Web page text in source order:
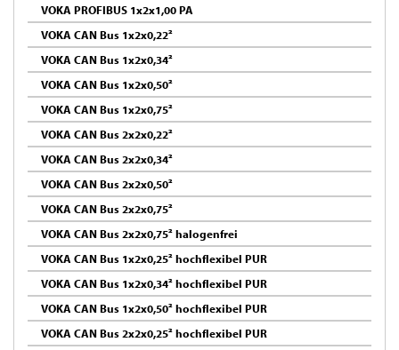
VOKA PROFIBUS 1x2x1,00 PA
VOKA CAN Bus 1x2x0,22²
VOKA CAN Bus 1x2x0,34²
VOKA CAN Bus 1x2x0,50²
VOKA CAN Bus 1x2x0,75²
VOKA CAN Bus 2x2x0,22²
VOKA CAN Bus 2x2x0,34²
VOKA CAN Bus 2x2x0,50²
VOKA CAN Bus 2x2x0,75²
VOKA CAN Bus 2x2x0,75² halogenfrei
VOKA CAN Bus 1x2x0,25² hochflexibel PUR
VOKA CAN Bus 1x2x0,34² hochflexibel PUR
VOKA CAN Bus 1x2x0,50² hochflexibel PUR
VOKA CAN Bus 2x2x0,25² hochflexibel PUR